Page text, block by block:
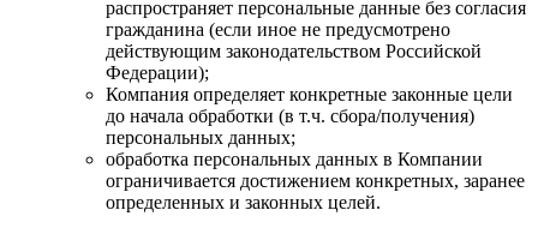
распространяет персональные данные без согласия
гражданина (если иное не предусмотрено
действующим законодательством Российской
Федерации);
Компания определяет конкретные законные цели
до начала обработки (в т.ч. сбора/получения)
персональных данных;
обработка персональных данных в Компании
ограничивается достижением конкретных, заранее
определенных и законных целей.